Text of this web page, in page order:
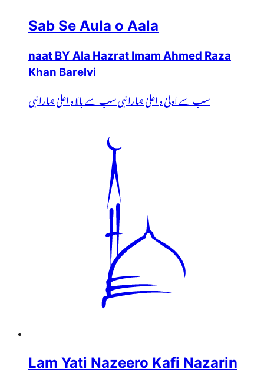
Sab Se Aula o Aala
naat BY Ala Hazrat Imam Ahmed Raza
Khan Barelvi
سب سے اولیٰ و اعلیٰ ہمارا نبی سب سے بالا و اعلیٰ ہمارا نبی
Lam Yati Nazeero Kafi Nazarin